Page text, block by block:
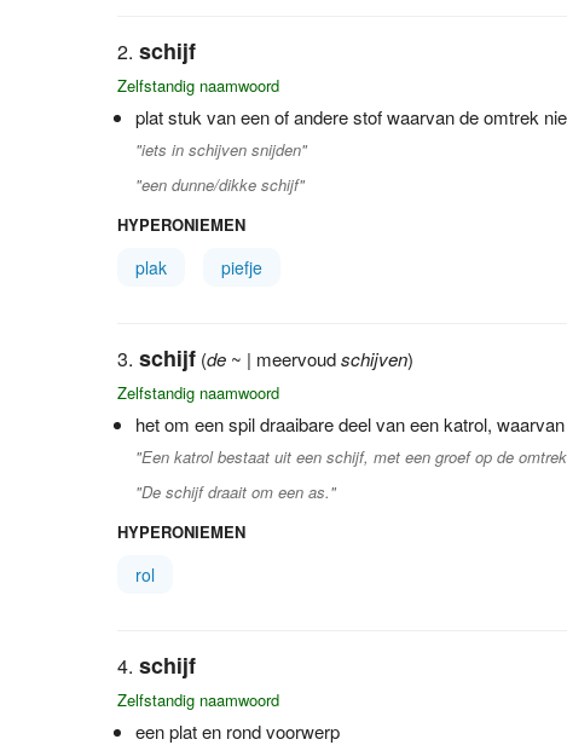
schijf
Zelfstandig naamwoord
plat stuk van een of andere stof waarvan de omtrek
"iets in schijven snijden"
"een dunne/dikke schijf"
HYPERONIEMEN
plak piefje
schijf (de ~ | meervoudschijven)
Zelfstandig naamwoord
het om een spil draaibare deel van een katrol,
"Een katrol bestaat uit een schijf, met een groef op de
"De schijf draait om een as."
HYPERONIEMEN
rol
schijf
Zelfstandig naamwoord
een plat en rond voorwerp